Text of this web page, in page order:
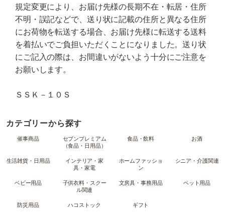
規定変更により、お届け先様の長期不在・転居・住所
不明・誤記などで、送り状に記載の住所と異なる住所
にお荷物を転送する場合、お届け先様に転送する送料
を着払いでご負担いただくことになりました。送り状
にご記入の際は、お間違いがないよう十分にご注意を
お願いします。
ＳＳＫ－１０Ｓ
カテゴリーから探す
催事商品
セブンプレミアム
（食品・日用品）
食品・飲料 お酒
生活雑貨・日用品
インテリア・家
具・家電
ホームファッショ
ン
シニア・介護関連
ベビー用品
子供衣料・スクー
ル関連
文房具・事務用品 ペット用品
防災用品 ハコストック ギフト